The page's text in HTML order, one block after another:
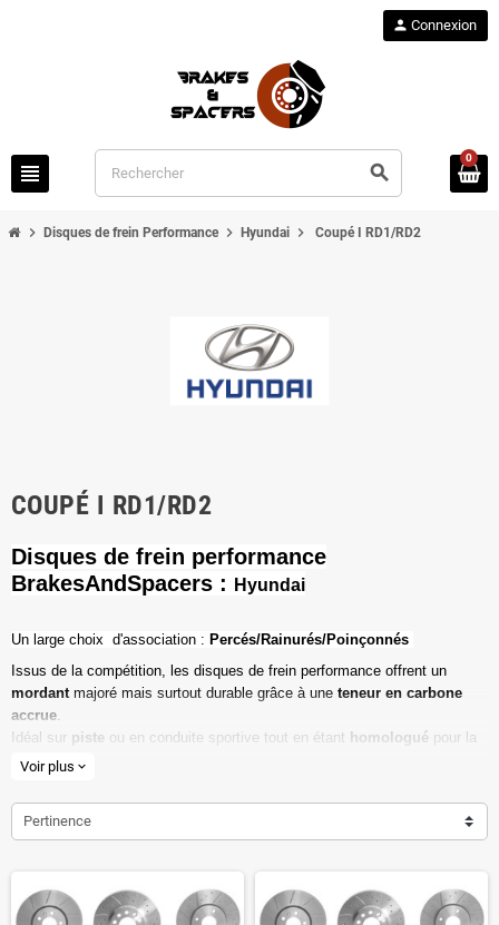
view_headline search
person Connexion
0
chevron_right Disques de frein Performance chevron_right Hyundai chevron_right Coupé I RD1/RD2
COUPÉ I RD1/RD2
Disques de frein performance
BrakesAndSpacers :
Hyundai
Un l arge choix d'association : Percés/Rainurés/Poinçonnés
Issus de la compétition, les disques de frein performance offrent un
mordant majoré mais surtout durable grâce à une teneur en carbone
accrue.
Idéal sur piste ou en conduite sportive tout en étant homologué pour la
route ouverte.
Dimensions d'origine respectées
Voir plus expand_more
Pertinence